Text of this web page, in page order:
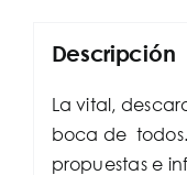
Descripción
La vital,
boca de todos.
propuestas e